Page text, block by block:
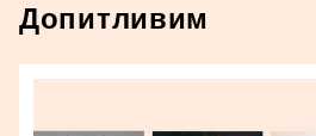
Допитливим